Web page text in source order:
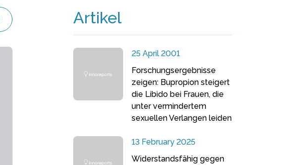
Artikel
25 April 2001
Forschungsergebnisse
zeigen: Bupropion steigert
die Libido bei Frauen, die
unter vermindertem
sexuellen Verlangen leiden
13 February 2025
Widerstandsfähig gegen